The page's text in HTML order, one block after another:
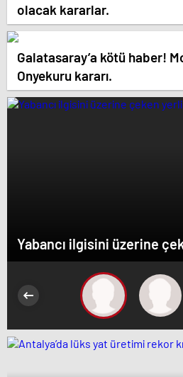
olacak kararlar.
Galatasaray’a kötü haber!
Onyekuru kararı.
Yabancı ilgisini üzerine